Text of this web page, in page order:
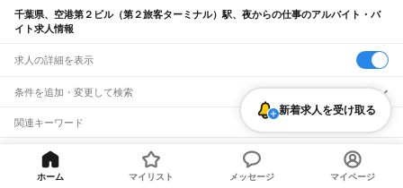
千葉県、空港第２ビル（第２旅客ターミナル）駅、夜からの仕事のアルバイト・バ
イト求人情報
求人の詳細を表示
条件を追加・変更して検索
市区町村を追加・変更
千葉県すべて
千葉市
駅を追加・変更
職種を追加・変更
関連キーワード
バイトTOP
成田市
空港第２ビル（第２旅客ターミナル）駅
夜からの仕事のアルバイト・バイト・求人
新着求人を受け取る
ホーム マイリスト メッセージ マイページ